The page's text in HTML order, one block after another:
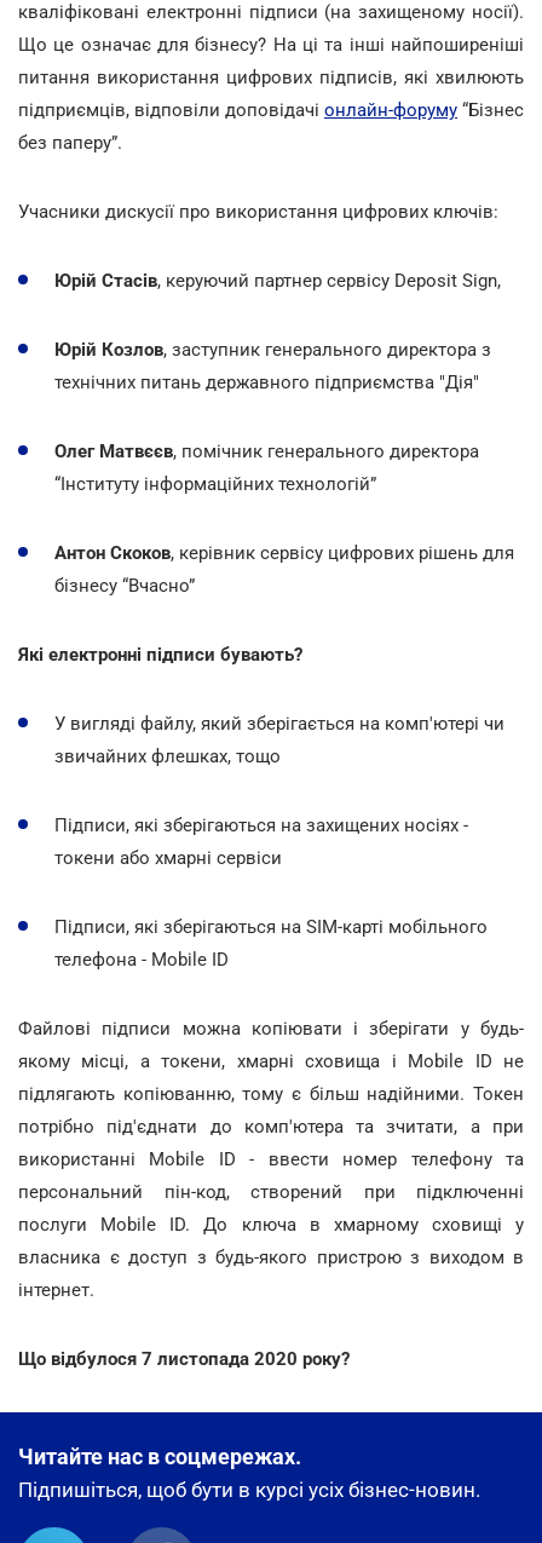
кваліфіковані електронні підписи (на захищеному носії).
Що це означає для бізнесу? На ці та інші найпоширеніші
питання використання цифрових підписів, які хвилюють
підприємців, відповіли доповідачі онлайн-форуму “Бізнес
без паперу”.
Учасники дискусії про використання цифрових ключів:
Юрій Стасів, керуючий партнер сервісу Deposit Sign,
Юрій Козлов, заступник генерального директора з
технічних питань державного підприємства "Дія"
Олег Матвєєв, помічник генерального директора
“Інституту інформаційних технологій”
Антон Скоков, керівник сервісу цифрових рішень для
бізнесу “Вчасно”
Які електронні підписи бувають?
У вигляді файлу, який зберігається на комп'ютері чи
звичайних флешках, тощо
Підписи, які зберігаються на захищених носіях -
токени або хмарні сервіси
Підписи, які зберігаються на SIM-карті мобільного
телефона - Mobile ID
Файлові підписи можна копіювати і зберігати у будь-
якому місці, а токени, хмарні сховища і Mobile ID не
підлягають копіюванню, тому є більш надійними. Токен
потрібно під'єднати до комп'ютера та зчитати, а при
використанні Mobile ID - ввести номер телефону та
персональний пін-код, створений при підключенні
послуги Mobile ID. До ключа в хмарному сховищі у
власника є доступ з будь-якого пристрою з виходом в
інтернет.
Що відбулося 7 листопада 2020 року?
Читайте нас в соцмережах.
Підпишіться, щоб бути в курсі усіх бізнес-новин.